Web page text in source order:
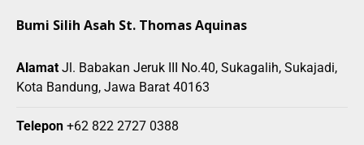
Bumi Silih Asah St. Thomas Aquinas
Alamat Jl. Babakan Jeruk III No.40, Sukagalih, Sukajadi,
Kota Bandung, Jawa Barat 40163
Telepon +62 822 2727 0388